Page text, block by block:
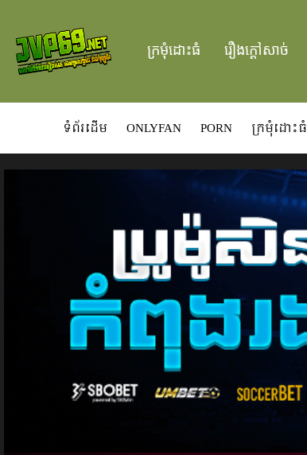
ក្រមំុដោះធំ រឿងក្ដៅសាច់
ទំព័រដើម ONLYFAN PORN ក្រមំុដោះធំ